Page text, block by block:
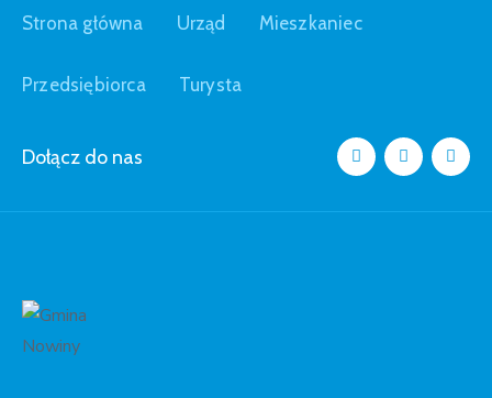
Strona główna Urząd Mieszkaniec
Przedsiębiorca Turysta
Dołącz do nas